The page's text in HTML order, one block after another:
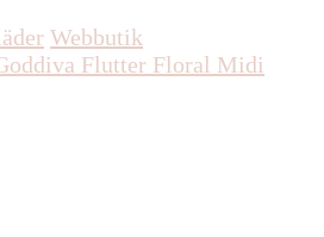
Webbutik
Flutter Floral Midi